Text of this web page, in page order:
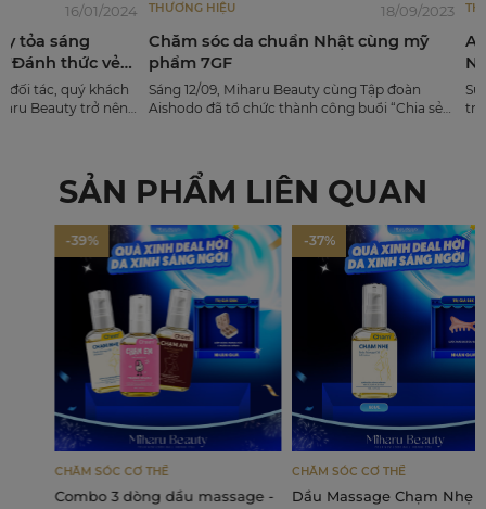
16/01/2024
vẻ
khách
trở nên
THƯƠNG HIỆU 18/09/2023
Chăm sóc da chuẩn Nhật cùng mỹ
phẩm 7GF
Sáng 12/09, Miharu Beauty cùng Tập đoàn
Aishodo đã tổ chức thành công buổi “Chia sẻ
THƯƠNG
Aishodo
Nhật
Sứ mệnh
trên toàn
SẢN PHẨM LIÊN QUAN
CHĂM SÓC CƠ THỂ
Combo 3 dòng dầu massage -
-37%
CHĂM SÓC CƠ THỂ
Dầu Massage Chạm Nhẹ - Hỗ